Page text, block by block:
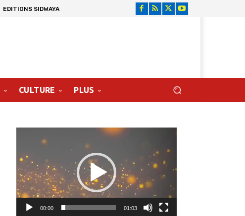
EDITIONS SIDWAYA
CULTURE PLUS
00:00 01:03